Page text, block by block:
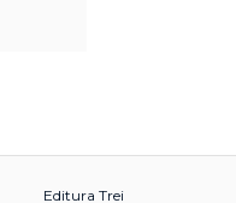
Editura Trei